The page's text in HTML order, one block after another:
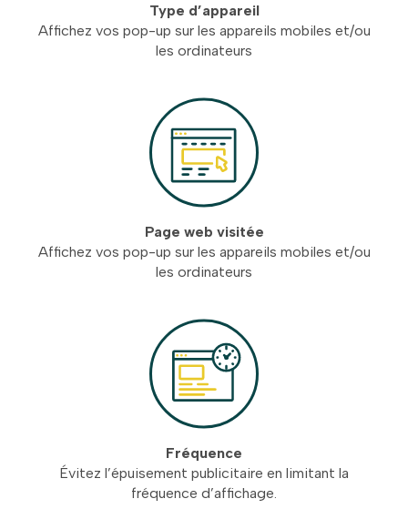
Type d’appareil
Affichez vos pop-up sur les appareils mobiles et/ou
les ordinateurs
Page web visitée
Affichez vos pop-up sur les appareils mobiles et/ou
les ordinateurs
Fréquence
Évitez l’épuisement publicitaire en limitant la
fréquence d’affichage.